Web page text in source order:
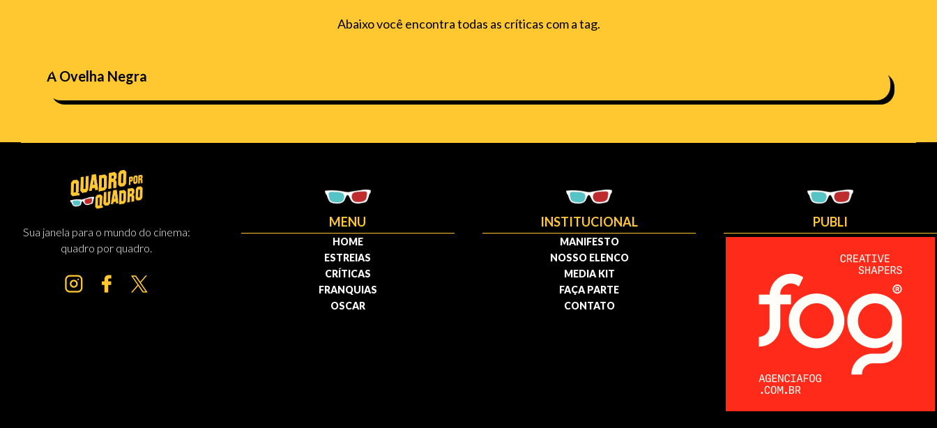
Abaixo você encontra todas as críticas com a tag.
A Ovelha Negra
Sua janela para o mundo do cinema:
quadro por quadro.
MENU
HOME
ESTREIAS
CRÍTICAS
FRANQUIAS
OSCAR
INSTITUCIONAL
MANIFESTO
NOSSO ELENCO
MEDIA KIT
FAÇA PARTE
CONTATO
PUBLI